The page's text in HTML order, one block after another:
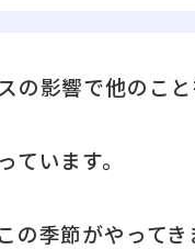
の影響で他のこ
ています。
の季節がやってき